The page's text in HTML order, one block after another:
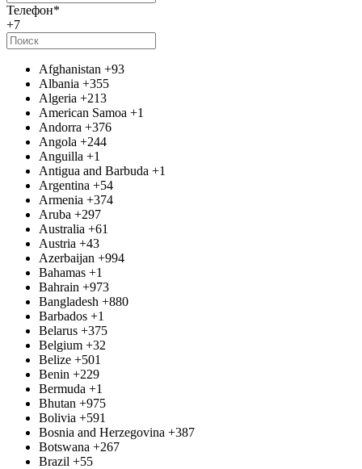
Телефон*
+7
Afghanistan +93
Albania +355
Algeria +213
American Samoa +1
Andorra +376
Angola +244
Anguilla +1
Antigua and Barbuda +1
Argentina +54
Armenia +374
Aruba +297
Australia +61
Austria +43
Azerbaijan +994
Bahamas +1
Bahrain +973
Bangladesh +880
Barbados +1
Belarus +375
Belgium +32
Belize +501
Benin +229
Bermuda +1
Bhutan +975
Bolivia +591
Bosnia and Herzegovina +387
Botswana +267
Brazil +55